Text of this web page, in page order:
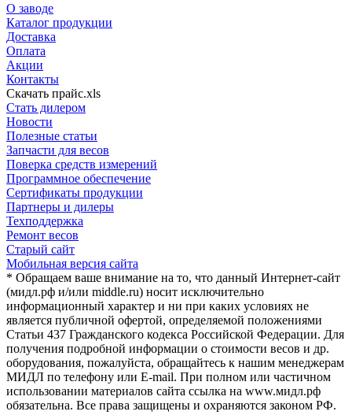
О заводе
Каталог продукции
Доставка
Оплата
Акции
Контакты
Скачать прайс.xls
Стать дилером
Новости
Полезные статьи
Запчасти для весов
Поверка средств измерений
Программное обеспечение
Сертификаты продукции
Партнеры и дилеры
Техподдержка
Ремонт весов
Старый сайт
Мобильная версия сайта
* Обращаем ваше внимание на то, что данный Интернет-сайт
(мидл.рф и/или middle.ru) носит исключительно
информационный характер и ни при каких условиях не
является публичной офертой, определяемой положениями
Статьи 437 Гражданского кодекса Российской Федерации. Для
получения подробной информации о стоимости весов и др.
оборудования, пожалуйста, обращайтесь к нашим менеджерам
МИДЛ по телефону или E-mail. При полном или частичном
использовании материалов сайта ссылка на www.мидл.рф
обязательна. Все права защищены и охраняются законом РФ.